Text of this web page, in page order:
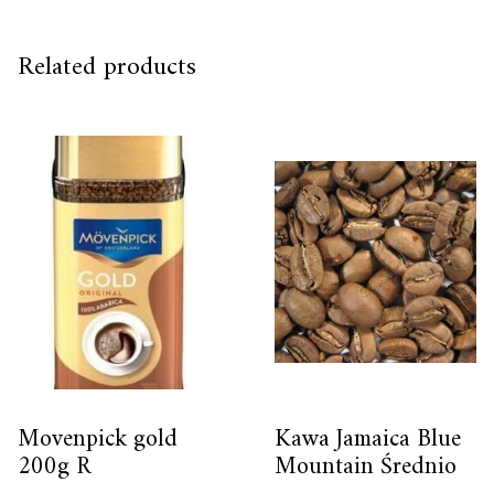
Related products
Movenpick gold
200g R
Kawa Jamaica Blue
Mountain Średnio